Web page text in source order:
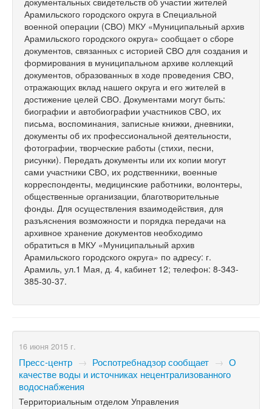
Арамильского городского округа в Специальной
военной операции (СВО) МКУ «Муниципальный архив
Арамильского городского округа» сообщает о сборе
документов, связанных с историей СВО для создания и
формирования в муниципальном архиве коллекций
документов, образованных в ходе проведения СВО,
отражающих вклад нашего округа и его жителей в
достижение целей СВО. Документами могут быть:
биографии и автобиографии участников СВО, их
письма, воспоминания, записные книжки, дневники,
документы об их профессиональной деятельности,
фотографии, творческие работы (стихи, песни,
рисунки). Передать документы или их копии могут
сами участники СВО, их родственники, военные
корреспонденты, медицинские работники, волонтеры,
общественные организации, благотворительные
фонды. Для осуществления взаимодействия, для
разъяснения возможности и порядка передачи на
архивное хранение документов необходимо
обратиться в МКУ «Муниципальный архив
Арамильского городского округа» по адресу: г.
Арамиль, ул.1 Мая, д. 4, кабинет 12; телефон: 8-343-
385-30-37.
16 июня 2015 г.
Пресс-центр → Роспотребнадзор сообщает → О
качестве воды и источниках нецентрализованного
водоснабжения
Территориальным отделом Управления